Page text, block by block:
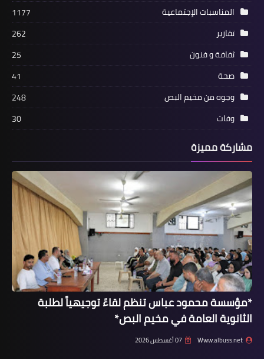
ثمانية أطعمة يجب الحذر من تناولها مع
الحليب
صحة
مخاطر جمّة للسمنة على صحة الأطفال..
احذرها
المناسبات الإجتماعية
1177
تقارير
262
ثفافة و فنون
25
صحة
41
وجوه من مخيم البص
248
وفات
30
مشاركة مميزة
*مؤسسة محمود عباس تنظم لقاءً توجيهياً لطلبة
الثانوية العامة في مخيم البص*
Www.albuss.net 07 أغسطس 2026